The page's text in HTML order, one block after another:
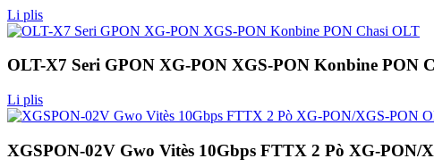
Li plis
OLT-X7 Seri GPON XG-PON XGS-PON Konbine PON
Li plis
XGSPON-02V Gwo Vitès 10Gbps FTTX 2 Pò XG-PON/